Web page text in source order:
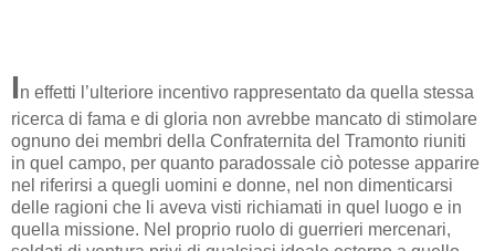
In effetti l’ulteriore incentivo rappresentato da quella stessa
ricerca di fama e di gloria non avrebbe mancato di stimolare
ognuno dei membri della Confraternita del Tramonto riuniti
in quel campo, per quanto paradossale ciò potesse apparire
nel riferirsi a quegli uomini e donne, nel non dimenticarsi
delle ragioni che li aveva visti richiamati in quel luogo e in
quella missione. Nel proprio ruolo di guerrieri mercenari,